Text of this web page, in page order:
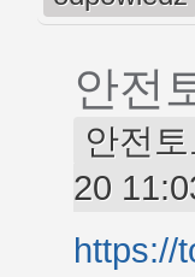
안전
안전
20
https://